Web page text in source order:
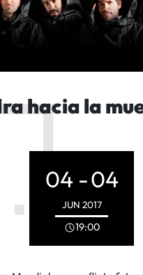
hacia la
04 -04
JUN 2017
19:00